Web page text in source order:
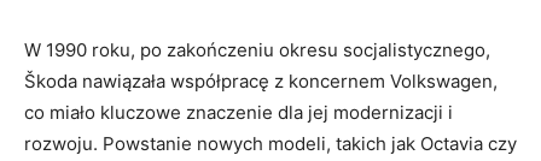
W 1990 roku, po zakończeniu okresu socjalistycznego,
Škoda nawiązała‍ współpracę z ⁤koncernem Volkswagen,
co miało kluczowe znaczenie dla jej modernizacji‍ i
rozwoju. Powstanie nowych modeli, takich jak Octavia czy